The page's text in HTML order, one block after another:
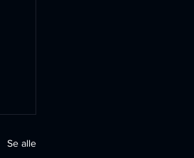
Se alle